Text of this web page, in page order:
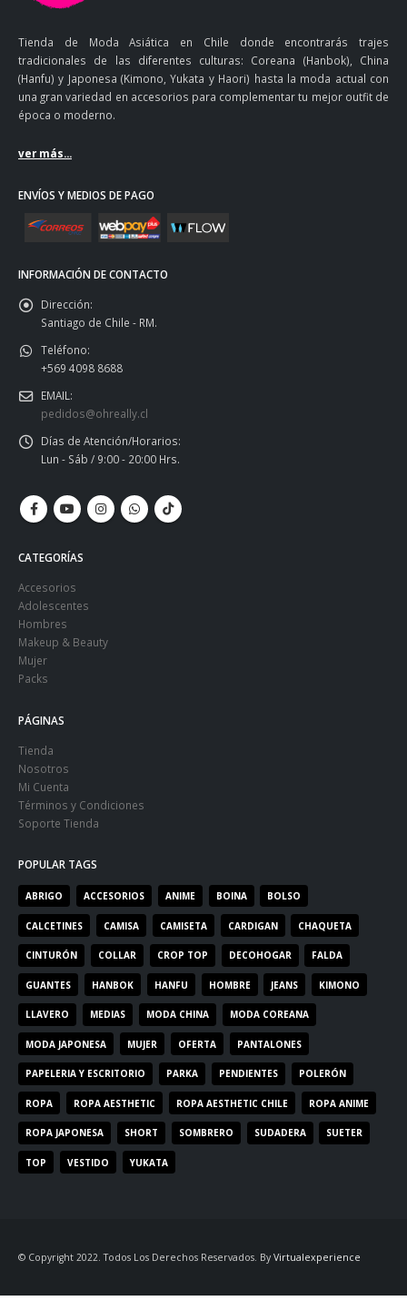
Tienda de Moda Asiática en Chile donde encontrarás trajes
tradicionales de las diferentes culturas: Coreana (Hanbok), China
(Hanfu) y Japonesa (Kimono, Yukata y Haori) hasta la moda actual con
una gran variedad en accesorios para complementar tu mejor outfit de
época o moderno.
ver más...
ENVÍOS Y MEDIOS DE PAGO
INFORMACIÓN DE CONTACTO
Dirección:
Santiago de Chile - RM.
Teléfono:
+569 4098 8688
EMAIL:
pedidos@ohreally.cl
Días de Atención/Horarios:
Lun - Sáb / 9:00 - 20:00 Hrs.
CATEGORÍAS
Accesorios
Adolescentes
Hombres
Makeup & Beauty
Mujer
Packs
PÁGINAS
Tienda
Nosotros
Mi Cuenta
Términos y Condiciones
Soporte Tienda
POPULAR TAGS
ABRIGO ACCESORIOS ANIME BOINA BOLSO
CALCETINES CAMISA CAMISETA CARDIGAN CHAQUETA
CINTURÓN COLLAR CROP TOP DECOHOGAR FALDA
GUANTES HANBOK HANFU HOMBRE JEANS KIMONO
LLAVERO MEDIAS MODA CHINA MODA COREANA
MODA JAPONESA MUJER OFERTA PANTALONES
PAPELERIA Y ESCRITORIO PARKA PENDIENTES POLERÓN
ROPA ROPA AESTHETIC ROPA AESTHETIC CHILE ROPA ANIME
ROPA JAPONESA SHORT SOMBRERO SUDADERA SUETER
TOP VESTIDO YUKATA
© Copyright 2022. Todos Los Derechos Reservados. By Virtualexperience